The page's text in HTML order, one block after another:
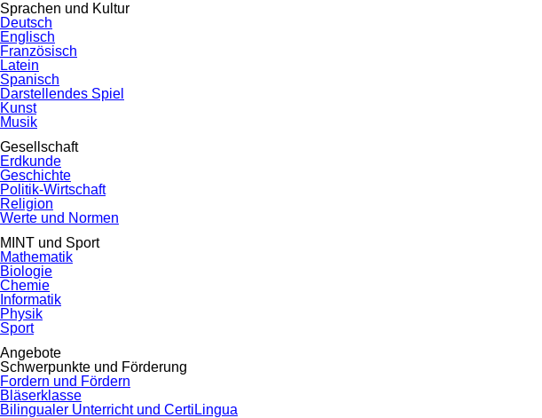
Sprachen und Kultur
Deutsch
Englisch
Französisch
Latein
Spanisch
Darstellendes Spiel
Kunst
Musik
Gesellschaft
Erdkunde
Geschichte
Politik-Wirtschaft
Religion
Werte und Normen
MINT und Sport
Mathematik
Biologie
Chemie
Informatik
Physik
Sport
Angebote
Schwerpunkte und Förderung
Fordern und Fördern
Bläserklasse
Bilingualer Unterricht und CertiLingua